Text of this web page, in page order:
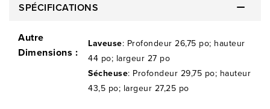
SPÉCIFICATIONS
Autre
Dimensions :
Laveuse: Profondeur 26,75 po; hauteur
44 po; largeur 27 po
Sécheuse: Profondeur 29,75 po; hauteur
43,5 po; largeur 27,25 po